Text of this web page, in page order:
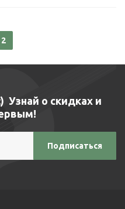
2
Узнай о скидках и